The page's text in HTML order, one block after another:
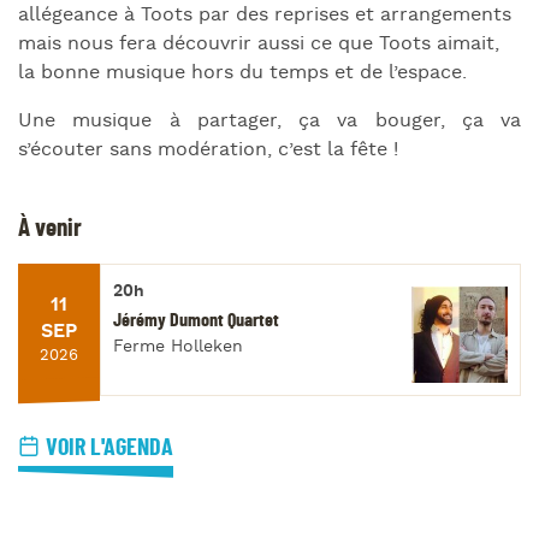
allégeance à Toots par des reprises et arrangements
mais nous fera découvrir aussi ce que Toots aimait,
la bonne musique hors du temps et de l’espace.
Une musique à partager, ça va bouger, ça va
s’écouter sans modération, c’est la fête !
À venir
11
SEP
2026
20h
Jérémy Dumont Quartet
Ferme Holleken
VOIR L'AGENDA